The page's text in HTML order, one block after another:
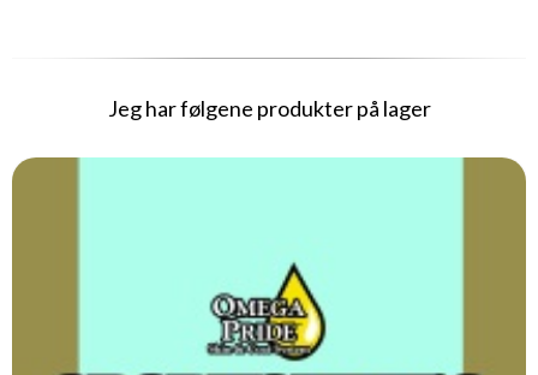
Jeg har følgene produkter på lager